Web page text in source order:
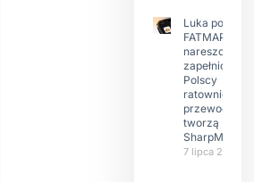
Luka po
FATMAP-ie
nareszcie
zapełniona?
Polscy
ratownicy i
przewodnicy
tworzą
SharpMap
7 lipca 2026